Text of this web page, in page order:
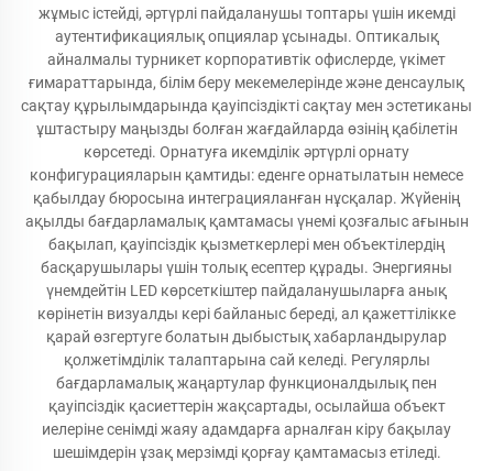
жұмыс істейді, әртүрлі пайдаланушы топтары үшін икемді
аутентификациялық опциялар ұсынады. Оптикалық
айналмалы турникет корпоративтік офислерде, үкімет
ғимараттарында, білім беру мекемелерінде және денсаулық
сақтау құрылымдарында қауіпсіздікті сақтау мен эстетиканы
ұштастыру маңызды болған жағдайларда өзінің қабілетін
көрсетеді. Орнатуға икемділік әртүрлі орнату
конфигурацияларын қамтиды: еденге орнатылатын немесе
қабылдау бюросына интеграцияланған нұсқалар. Жүйенің
ақылды бағдарламалық қамтамасы үнемі қозғалыс ағынын
бақылап, қауіпсіздік қызметкерлері мен объектілердің
басқарушылары үшін толық есептер құрады. Энергияны
үнемдейтін LED көрсеткіштер пайдаланушыларға анық
көрінетін визуалды кері байланыс береді, ал қажеттілікке
қарай өзгертуге болатын дыбыстық хабарландырулар
қолжетімділік талаптарына сай келеді. Регулярлы
бағдарламалық жаңартулар функционалдылық пен
қауіпсіздік қасиеттерін жақсартады, осылайша объект
иелеріне сенімді жаяу адамдарға арналған кіру бақылау
шешімдерін ұзақ мерзімді қорғау қамтамасыз етіледі.